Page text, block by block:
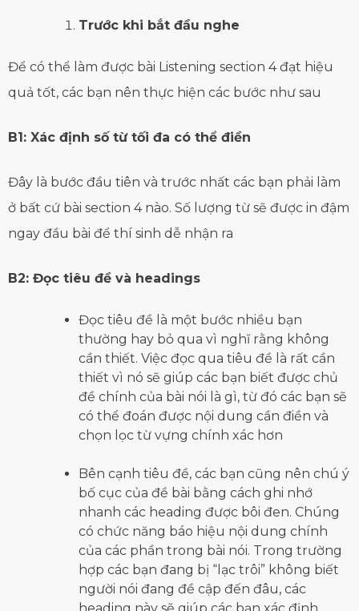
Trước khi bắt đầu nghe
Để có thể làm được bài Listening section 4 đạt hiệu
quả tốt, các bạn nên thực hiện các bước như sau
B1: Xác định số từ tối đa có thể điền
Đây là bước đầu tiên và trước nhất các bạn phải làm
ở bất cứ bài section 4 nào. Số lượng từ sẽ được in đậm
ngay đầu bài để thí sinh dễ nhận ra
B2: Đọc tiêu đề và headings
Đọc tiêu đề là một bước nhiều bạn
thường hay bỏ qua vì nghĩ rằng không
cần thiết. Việc đọc qua tiêu đề là rất cần
thiết vì nó sẽ giúp các bạn biết được chủ
đề chính của bài nói là gì, từ đó các bạn sẽ
có thể đoán được nội dung cần điền và
chọn lọc từ vựng chính xác hơn
Bên cạnh tiêu đề, các bạn cũng nên chú ý
bố cục của đề bài bằng cách ghi nhớ
nhanh các heading được bôi đen. Chúng
có chức năng báo hiệu nội dung chính
của các phần trong bài nói. Trong trường
hợp các bạn đang bị “lạc trôi” không biết
người nói đang đề cập đến đâu, các